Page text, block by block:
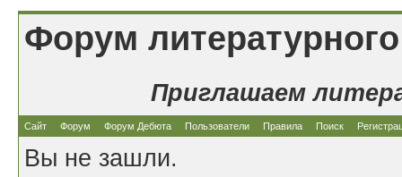
Форум
Приглашаем
Сайт Форум Форум Дебюта Пользователи Правила Поиск
Вы не зашли.